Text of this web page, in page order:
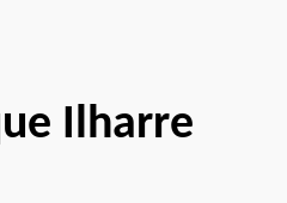
Ilharre